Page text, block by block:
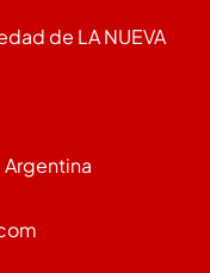
de LA NUEVA
Argentina